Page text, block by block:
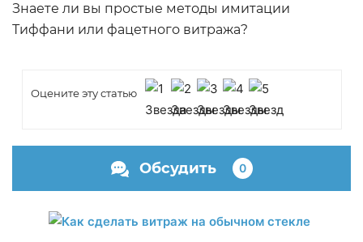
Знаете ли вы простые методы имитации
Тиффани или фацетного витража?
Оцените эту статью
Обсудить 0